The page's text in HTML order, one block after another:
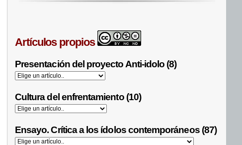
Artículos propios
Presentación del proyecto Anti-idolo (8)
Cultura del enfrentamiento (10)
Ensayo. Crítica a los ídolos contemporáneos (87)